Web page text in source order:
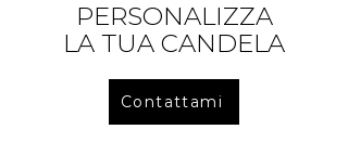
PERSONALIZZA
LA TUA CANDELA
Contattami